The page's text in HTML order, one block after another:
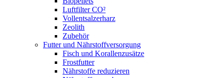
Luftfilter CO²
Vollentsalzerharz
Zeolith
Zubehör
Futter und Nährstoffversorgung
Fisch und Korallenzusätze
Frostfutter
Nährstoffe reduzieren